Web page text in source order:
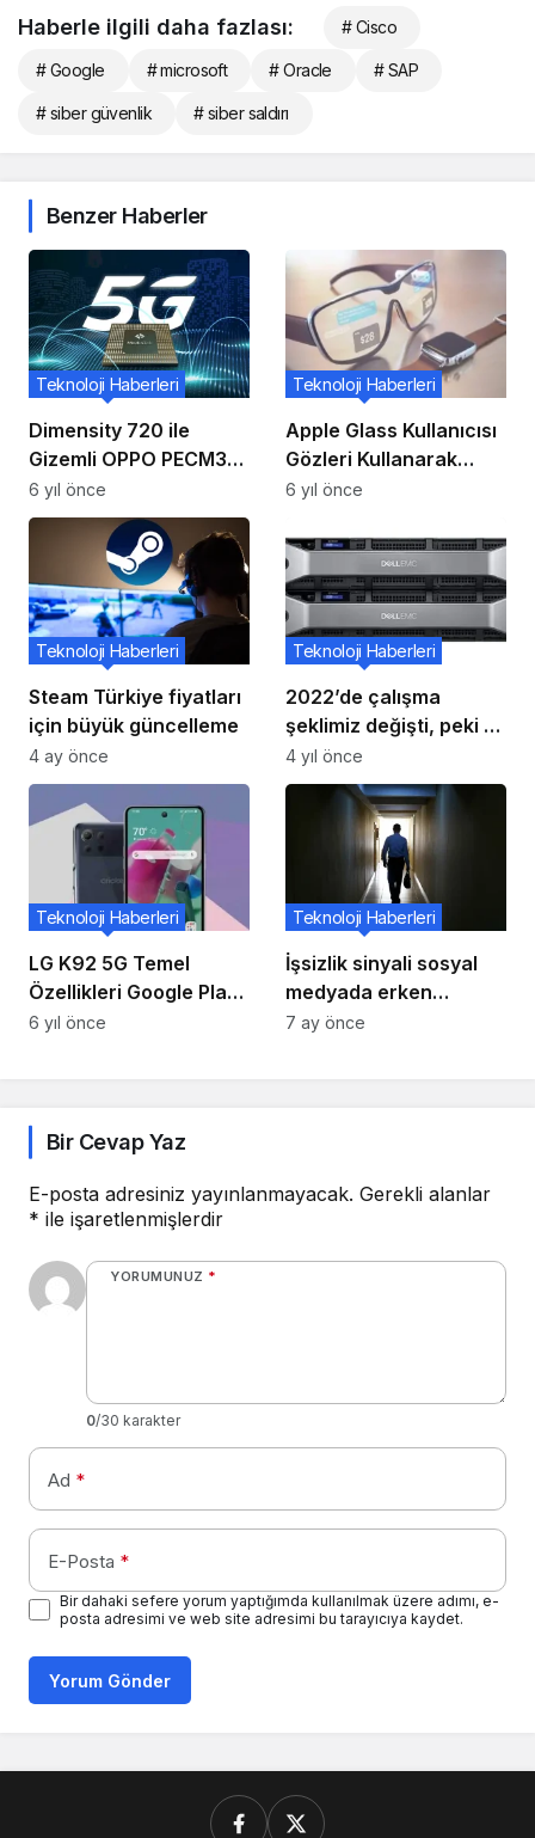
Haberle ilgili daha fazlası: # Cisco
# Google # microsoft # Oracle # SAP
# siber güvenlik # siber saldırı
Benzer Haberler
Dimensity 720 ile
Gizemli OPPO PECM30
Geekbench’te Görüldü
Teknoloji Haberleri
6 yıl önce
Apple Glass Kullanıcısı
Gözleri Kullanarak
Cihazı Kontrol
Teknoloji Haberleri
6 yıl önce
Steam Türkiye fiyatları
için büyük güncelleme
Teknoloji Haberleri
4 ay önce
2022’de çalışma
şeklimiz değişti, peki ya
verilerinizi koruma
şeklimiz?
Teknoloji Haberleri
4 yıl önce
LG K92 5G Temel
Özellikleri Google Play
Console Görünümüyle
Teknoloji Haberleri
6 yıl önce
İşsizlik sinyali sosyal
medyada erken
belirlenebiliyor
Teknoloji Haberleri
7 ay önce
Bir Cevap Yaz
E-posta adresiniz yayınlanmayacak. Gerekli alanlar
* ile işaretlenmişlerdir
YORUMUNUZ *
0/30 karakter
Ad *
E-Posta *
Bir dahaki sefere yorum yaptığımda kullanılmak üzere adımı, e-
posta adresimi ve web site adresimi bu tarayıcıya kaydet.
Yorum Gönder